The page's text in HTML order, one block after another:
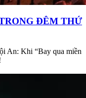
ĐÊM THỨ
An: Khi “Bay qua miền